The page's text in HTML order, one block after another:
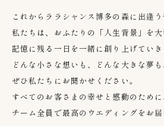
これからララシャンス博多の森に出逢う
私たちは、おふたりの「人生背景」を大
記憶に残る一日を一緒に創り上げていき
どんな小さな想いも、どんな大きな夢も
ぜひ私たちにお聞かせください。
すべてのお客さまの幸せと感動のために
チーム全員で最高のウエディングをお届